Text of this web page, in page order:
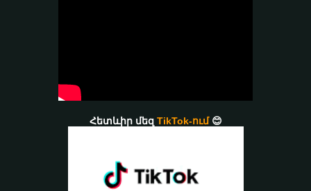
Հետևիր մեզ TikTok-ում😊